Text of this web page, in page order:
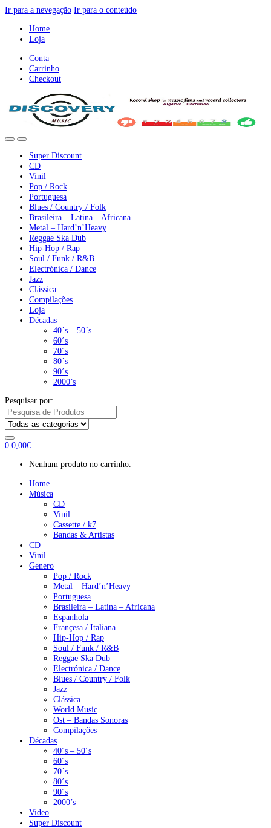
Ir para a nevegação Ir para o conteúdo
Home
Loja
Conta
Carrinho
Checkout
Super Discount
CD
Vinil
Pop / Rock
Portuguesa
Blues / Country / Folk
Brasileira – Latina – Africana
Metal – Hard’n’Heavy
Reggae Ska Dub
Hip-Hop / Rap
Soul / Funk / R&B
Electrónica / Dance
Jazz
Clássica
Compilações
Loja
Décadas
40´s – 50´s
60´s
70´s
80´s
90´s
2000’s
Pesquisar por:
0 0,00€
Nenhum produto no carrinho.
Home
Música
CD
Vinil
Cassette / k7
Bandas & Artistas
CD
Vinil
Genero
Pop / Rock
Metal – Hard’n’Heavy
Portuguesa
Brasileira – Latina – Africana
Espanhola
Françesa / Italiana
Hip-Hop / Rap
Soul / Funk / R&B
Reggae Ska Dub
Electrónica / Dance
Blues / Country / Folk
Jazz
Clássica
World Music
Ost – Bandas Sonoras
Compilações
Décadas
40´s – 50´s
60´s
70´s
80´s
90´s
2000’s
Video
Super Discount